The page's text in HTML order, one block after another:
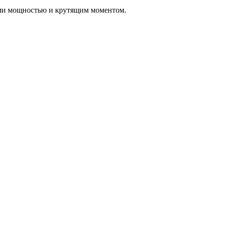
мощностью и крутящим моментом.